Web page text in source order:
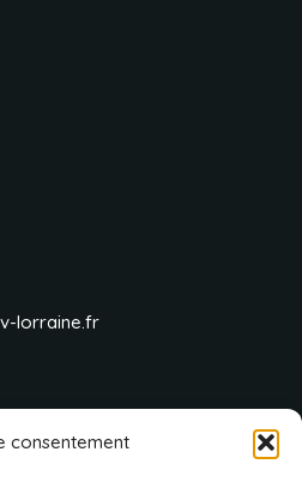
consentement
lorraine.fr